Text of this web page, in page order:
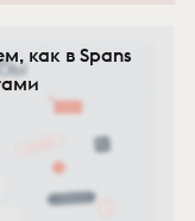
как в Spans